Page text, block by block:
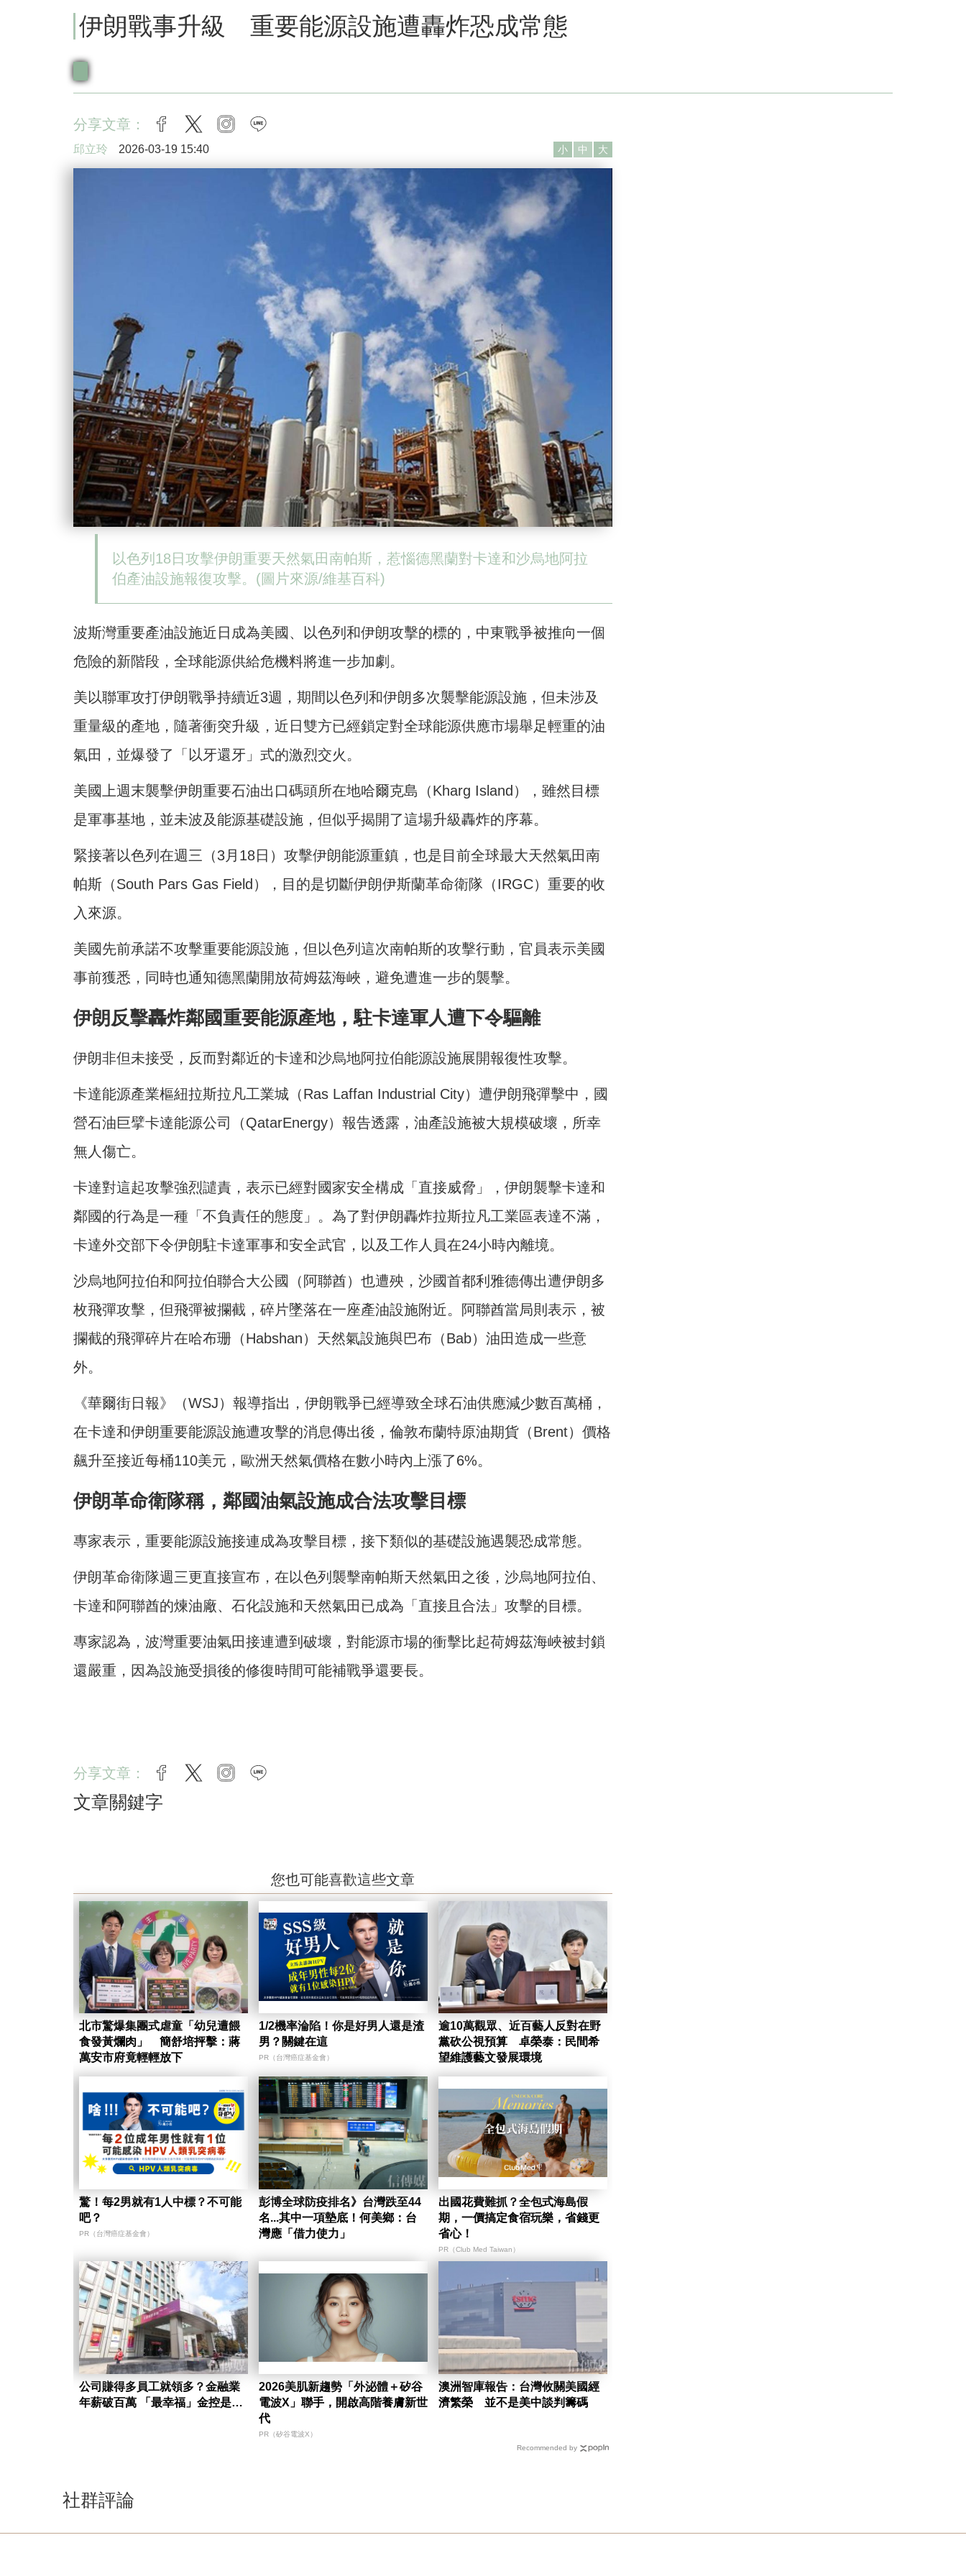
伊朗戰事升級 重要能源設施遭轟炸恐成常態
分享文章： facebook
twitter instagram
邱立玲 2026-03-19 15:40 小 中 大
以色列18日攻擊伊朗重要天然氣田南帕斯，惹惱德黑蘭對卡達和沙烏地阿拉
伯產油設施報復攻擊。(圖片來源/維基百科)
波斯灣重要產油設施近日成為美國、以色列和伊朗攻擊的標的，中東戰爭被推向一個
危險的新階段，全球能源供給危機料將進一步加劇。
美以聯軍攻打伊朗戰爭持續近3週，期間以色列和伊朗多次襲擊能源設施，但未涉及
重量級的產地，隨著衝突升級，近日雙方已經鎖定對全球能源供應市場舉足輕重的油
氣田，並爆發了「以牙還牙」式的激烈交火。
美國上週末襲擊伊朗重要石油出口碼頭所在地哈爾克島（Kharg Island），雖然目標
是軍事基地，並未波及能源基礎設施，但似乎揭開了這場升級轟炸的序幕。
緊接著以色列在週三（3月18日）攻擊伊朗能源重鎮，也是目前全球最大天然氣田南
帕斯（South Pars Gas Field），目的是切斷伊朗伊斯蘭革命衛隊（IRGC）重要的收
入來源。
美國先前承諾不攻擊重要能源設施，但以色列這次南帕斯的攻擊行動，官員表示美國
事前獲悉，同時也通知德黑蘭開放荷姆茲海峽，避免遭進一步的襲擊。
伊朗反擊轟炸鄰國重要能源產地，駐卡達軍人遭下令驅離
伊朗非但未接受，反而對鄰近的卡達和沙烏地阿拉伯能源設施展開報復性攻擊。
卡達能源產業樞紐拉斯拉凡工業城（Ras Laffan Industrial City）遭伊朗飛彈擊中，國
營石油巨擘卡達能源公司（QatarEnergy）報告透露，油產設施被大規模破壞，所幸
無人傷亡。
卡達對這起攻擊強烈譴責，表示已經對國家安全構成「直接威脅」，伊朗襲擊卡達和
鄰國的行為是一種「不負責任的態度」。為了對伊朗轟炸拉斯拉凡工業區表達不滿，
卡達外交部下令伊朗駐卡達軍事和安全武官，以及工作人員在24小時內離境。
沙烏地阿拉伯和阿拉伯聯合大公國（阿聯酋）也遭殃，沙國首都利雅德傳出遭伊朗多
枚飛彈攻擊，但飛彈被攔截，碎片墜落在一座產油設施附近。阿聯酋當局則表示，被
攔截的飛彈碎片在哈布珊（Habshan）天然氣設施與巴布（Bab）油田造成一些意
外。
《華爾街日報》（WSJ）報導指出，伊朗戰爭已經導致全球石油供應減少數百萬桶，
在卡達和伊朗重要能源設施遭攻擊的消息傳出後，倫敦布蘭特原油期貨（Brent）價格
飆升至接近每桶110美元，歐洲天然氣價格在數小時內上漲了6%。
伊朗革命衛隊稱，鄰國油氣設施成合法攻擊目標
專家表示，重要能源設施接連成為攻擊目標，接下類似的基礎設施遇襲恐成常態。
伊朗革命衛隊週三更直接宣布，在以色列襲擊南帕斯天然氣田之後，沙烏地阿拉伯、
卡達和阿聯酋的煉油廠、石化設施和天然氣田已成為「直接且合法」攻擊的目標。
專家認為，波灣重要油氣田接連遭到破壞，對能源市場的衝擊比起荷姆茲海峽被封鎖
還嚴重，因為設施受損後的修復時間可能補戰爭還要長。
分享文章： facebook
twitter instagram
文章關鍵字
您也可能喜歡這些文章
北市驚爆集團式虐童「幼兒遭餵
食發黃爛肉」 簡舒培抨擊：蔣
萬安市府竟輕輕放下
1/2機率淪陷！你是好男人還是渣
男？關鍵在這
PR（台灣癌症基金會）
逾10萬觀眾、近百藝人反對在野
黨砍公視預算 卓榮泰：民間希
望維護藝文發展環境
驚！每2男就有1人中標？不可能
吧？
PR（台灣癌症基金會）
彭博全球防疫排名》台灣跌至44
名...其中一項墊底！何美鄉：台
灣應「借力使力」
出國花費難抓？全包式海島假
期，一價搞定食宿玩樂，省錢更
省心！
PR（Club Med Taiwan）
公司賺得多員工就領多？金融業
年薪破百萬 「最幸福」金控是…
2026美肌新趨勢「外泌體＋矽谷
電波X」聯手，開啟高階養膚新世
代
PR（矽谷電波X）
澳洲智庫報告：台灣攸關美國經
濟繁榮 並不是美中談判籌碼
Recommended by
社群評論